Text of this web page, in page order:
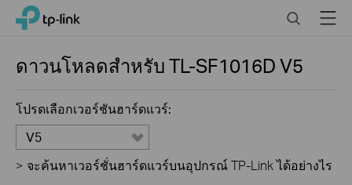
Click
navigation
TP-Link, Reliably Smart SearchMenu
ดาวนโหลดสำหรับTL-SF1016DV5
โปรดเลือกเวอร์ชันฮาร์ดแวร์:
V5
> จะค้นหาเวอร์ชั่นฮาร์ดแวร์บนอุปกรณ์ TP-Link ได้อย่างไร